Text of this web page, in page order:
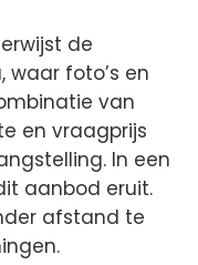
de
waar foto’s en
van
en vraagprijs
In een
aanbod eruit.
afstand te